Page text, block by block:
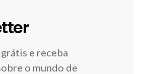
e receba
o mundo de